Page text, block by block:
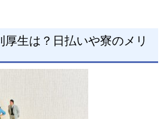
厚生は？日払いや寮のメリ